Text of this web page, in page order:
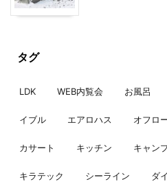
タグ
LDK WEB内覧会 お風呂
イブル エアロハス オフロ
カサート キッチン キャン
キラテック シーライン ダ